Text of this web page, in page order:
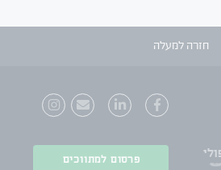
חזרה למעלה
פרסום למתווכים